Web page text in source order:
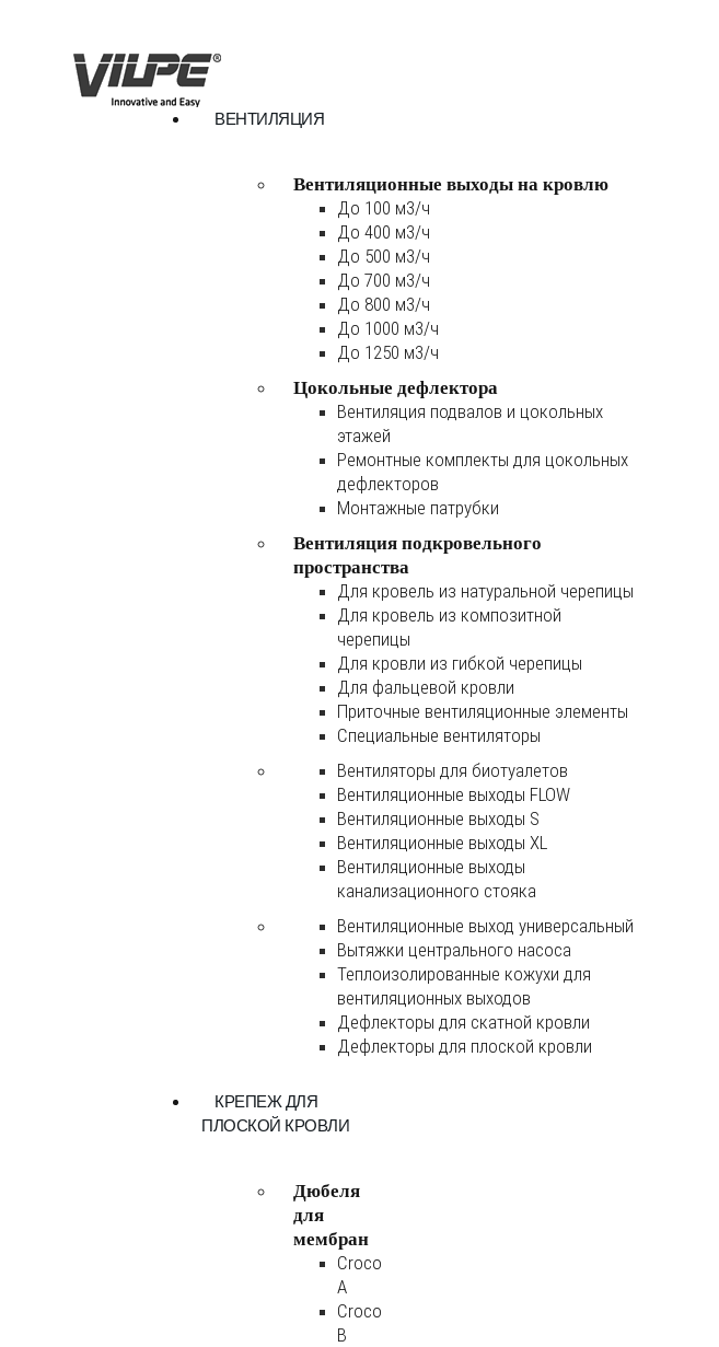
ВЕНТИЛЯЦИЯ
Вентиляционные выходы на кровлю
До 100 м3/ч
До 400 м3/ч
До 500 м3/ч
До 700 м3/ч
До 800 м3/ч
До 1000 м3/ч
До 1250 м3/ч
Цокольные дефлектора
Вентиляция подвалов и цокольных
этажей
Ремонтные комплекты для цокольных
дефлекторов
Монтажные патрубки
Вентиляция подкровельного
пространства
Для кровель из натуральной черепицы
Для кровель из композитной
черепицы
Для кровли из гибкой черепицы
Для фальцевой кровли
Приточные вентиляционные элементы
Специальные вентиляторы
Вентиляторы для биотуалетов
Вентиляционные выходы FLOW
Вентиляционные выходы S
Вентиляционные выходы XL
Вентиляционные выходы
канализационного стояка
Вентиляционные выход универсальный
Вытяжки центрального насоса
Теплоизолированные кожухи для
вентиляционных выходов
Дефлекторы для скатной кровли
Дефлекторы для плоской кровли
КРЕПЕЖ ДЛЯ
ПЛОСКОЙ КРОВЛИ
Дюбеля
для
мембран
Croco
A
Croco
B